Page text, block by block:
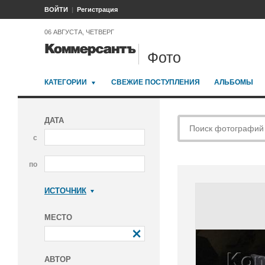
ВОЙТИ Регистрация
06 АВГУСТА, ЧЕТВЕРГ
Фото
КАТЕГОРИИ СВЕЖИЕ ПОСТУПЛЕНИЯ АЛЬБОМЫ
ДАТА
с
по
ИСТОЧНИК
МЕСТО
АВТОР